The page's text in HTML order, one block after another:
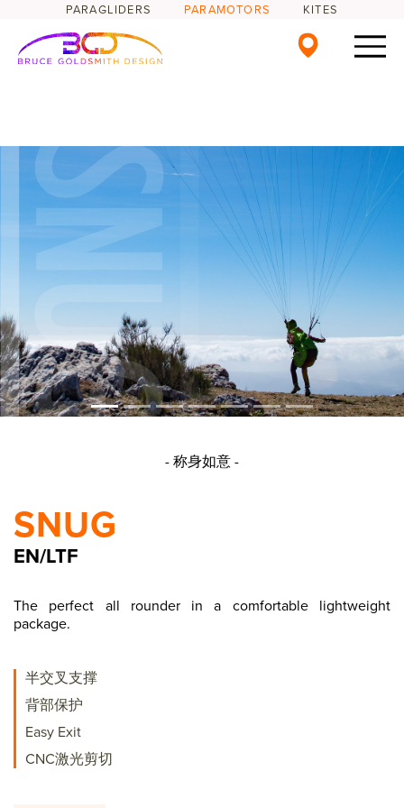
PARAGLIDERS PARAMOTORS KITES
- 称身如意 -
SNUG
EN/LTF
The perfect all rounder in a comfortable lightweight
package.
半交叉支撑
背部保护
Easy Exit
CNC激光剪切